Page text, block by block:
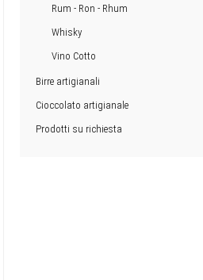
Rum - Ron - Rhum
Whisky
Vino Cotto
Birre artigianali
Cioccolato artigianale
Prodotti su richiesta